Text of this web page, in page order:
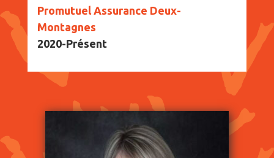
Promutuel Assurance Deux-
Montagnes
2020-Présent